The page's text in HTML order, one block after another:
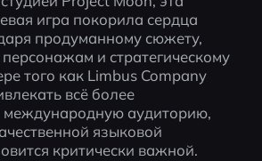
игра покорила сердца
продуманному сюжету,
и стратегическому
того как Limbus Company
всё более
аудиторию,
языковой
критически важной.